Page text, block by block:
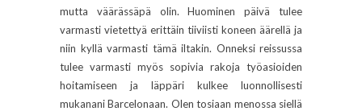
mutta väärässäpä olin. Huominen päivä tulee
varmasti vietettyä erittäin tiiviisti koneen äärellä ja
niin kyllä varmasti tämä iltakin. Onneksi reissussa
tulee varmasti myös sopivia rakoja työasioiden
hoitamiseen ja läppäri kulkee luonnollisesti
mukanani Barcelonaan. Olen tosiaan menossa siellä